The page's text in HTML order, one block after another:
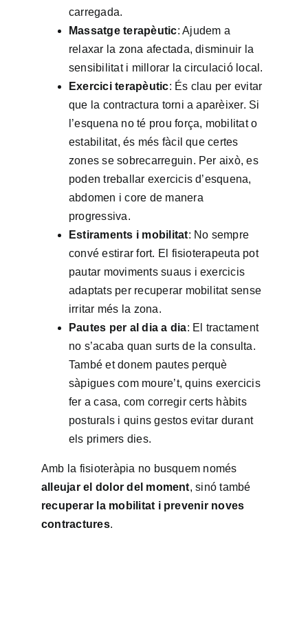
carregada.
Massatge terapèutic: Ajudem a
relaxar la zona afectada, disminuir la
sensibilitat i millorar la circulació local.
Exercici terapèutic: És clau per evitar
que la contractura torni a aparèixer. Si
l’esquena no té prou força, mobilitat o
estabilitat, és més fàcil que certes
zones se sobrecarreguin. Per això, es
poden treballar exercicis d’esquena,
abdomen i core de manera
progressiva.
Estiraments i mobilitat: No sempre
convé estirar fort. El fisioterapeuta pot
pautar moviments suaus i exercicis
adaptats per recuperar mobilitat sense
irritar més la zona.
Pautes per al dia a dia: El tractament
no s’acaba quan surts de la consulta.
També et donem pautes perquè
sàpigues com moure’t, quins exercicis
fer a casa, com corregir certs hàbits
posturals i quins gestos evitar durant
els primers dies.
Amb la fisioteràpia no busquem només
alleujar el dolor del moment, sinó també
recuperar la mobilitat i prevenir noves
contractures.